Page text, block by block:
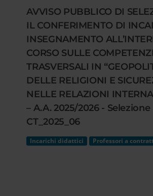
AVVISO PUBBLICO DI
IL CONFERIMENTO DI
INSEGNAMENTO
CORSO SULLE
TRASVERSALI IN
DELLE RELIGIONI E
NELLE RELAZIONI
– A.A. 2025/2026 - Selezione
CT_2025_06
Incarichi didattici Professori a